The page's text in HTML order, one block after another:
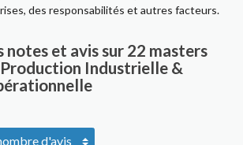
des responsabilités et autres facteurs.
notes et avis sur 22 masters
Industrielle &